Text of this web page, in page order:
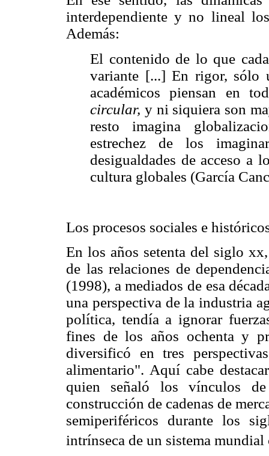
interdependiente y no lineal
Además:
El contenido de lo que
variante [...] En rigor, sólo
académicos piensan en
circular, y ni siquiera son
resto imagina
estrechez de los
desigualdades de acceso a
cultura globales (García
Los procesos sociales e
En los años setenta del siglo
de las relaciones de
(1998), a mediados de esa
una perspectiva de la industria
política, tendía a ignorar
fines de los años ochenta y
diversificó en tres
alimentario". Aquí cabe
quien señaló los vínculos
construcción de cadenas de
semiperiféricos durante los
intrínseca de un sistema